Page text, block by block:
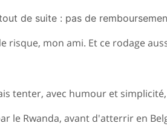
de suite : pas de
risque, mon ami. Et ce rodage
tenter, avec humour et
le Rwanda, avant d'atterrir en